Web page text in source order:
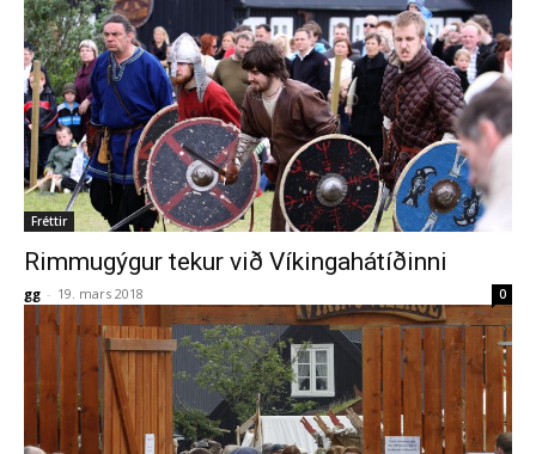
Fréttir
Rimmugýgur tekur við Víkingahátíðinni
gg - 19. mars 2018 0